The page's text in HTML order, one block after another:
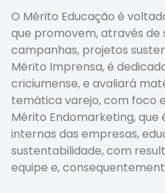
O Mérito Educação é
que promovem, através de
campanhas, projetos
Mérito Imprensa, é
criciumense, e avaliará
temática varejo, com foco
Mérito Endomarketing, que
internas das empresas,
sustentabilidade, com
equipe e,